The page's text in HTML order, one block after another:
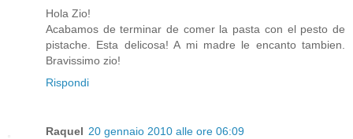
Hola Zio!
Acabamos de terminar de comer la pasta con el pesto de
pistache. Esta delicosa! A mi madre le encanto tambien.
Bravissimo zio!
Rispondi
Raquel 20 gennaio 2010 alle ore 06:09